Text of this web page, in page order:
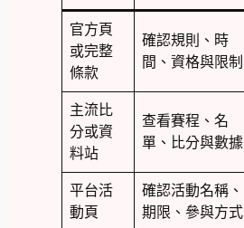
官方頁
或完整
條款
確認規則、時
間、資格與限制
主流比
分或資
料站
查看賽程、名
單、比分與數據
平台活
動頁
確認活動名稱、
期限、參與方式